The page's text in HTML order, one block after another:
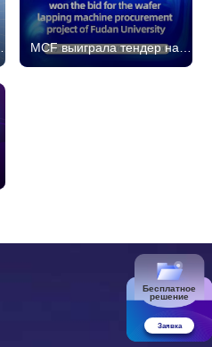
MCF выиграла тендер на
поставку шлифовального
Бесплатное
решение
Заявка